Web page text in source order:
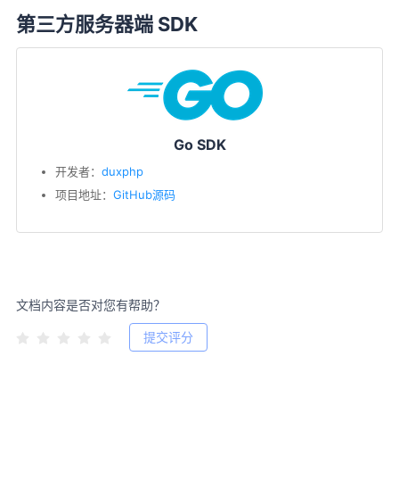
第三方服务器端 SDK
Go SDK
开发者： duxphp
项目地址： GitHub源码
文档内容是否对您有帮助？
提交评分